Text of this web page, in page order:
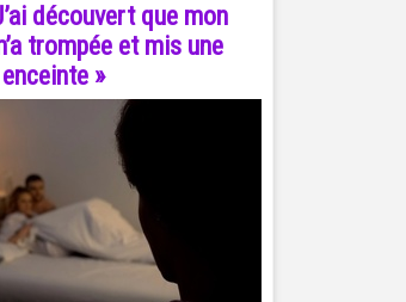
découvert que mon
trompée et mis une
»